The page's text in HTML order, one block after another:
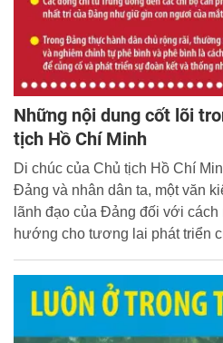
Những nội dung cốt lõi
tịch Hồ Chí Minh
Di chúc của Chủ tịch Hồ Chí
Đảng và nhân dân ta, một văn
lãnh đạo của Đảng đối với cách
hướng cho tương lai phát triển